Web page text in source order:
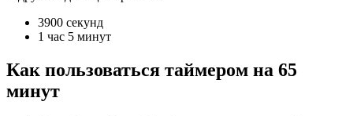
3900 секунд
1 час 5 минут
Как пользоваться таймером на 65
минут